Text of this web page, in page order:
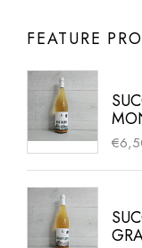
FEATURE
€